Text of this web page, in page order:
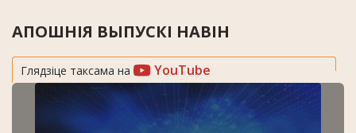
АПОШНІЯ ВЫПУСКІ НАВІН
Глядзіце таксама на YouTube